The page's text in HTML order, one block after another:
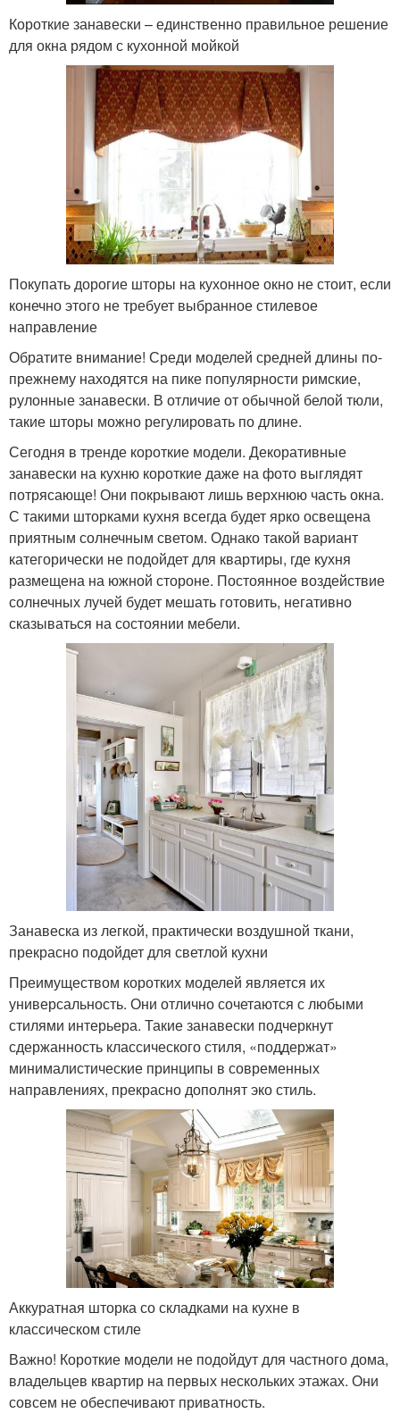
Короткие занавески – единственно правильное решение
для окна рядом с кухонной мойкой
Покупать дорогие шторы на кухонное окно не стоит, если
конечно этого не требует выбранное стилевое
направление
Обратите внимание! Среди моделей средней длины по-
прежнему находятся на пике популярности римские,
рулонные занавески. В отличие от обычной белой тюли,
такие шторы можно регулировать по длине.
Сегодня в тренде короткие модели. Декоративные
занавески на кухню короткие даже на фото выглядят
потрясающе! Они покрывают лишь верхнюю часть окна.
С такими шторками кухня всегда будет ярко освещена
приятным солнечным светом. Однако такой вариант
категорически не подойдет для квартиры, где кухня
размещена на южной стороне. Постоянное воздействие
солнечных лучей будет мешать готовить, негативно
сказываться на состоянии мебели.
Занавеска из легкой, практически воздушной ткани,
прекрасно подойдет для светлой кухни
Преимуществом коротких моделей является их
универсальность. Они отлично сочетаются с любыми
стилями интерьера. Такие занавески подчеркнут
сдержанность классического стиля, «поддержат»
минималистические принципы в современных
направлениях, прекрасно дополнят эко стиль.
Аккуратная шторка со складками на кухне в
классическом стиле
Важно! Короткие модели не подойдут для частного дома,
владельцев квартир на первых нескольких этажах. Они
совсем не обеспечивают приватность.